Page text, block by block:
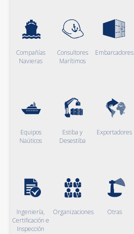
Compañías
Navieras
Consultores
Marítimos
Embarcadores
Equipos
Naúticos
Estiba y
Desestiba
Exportadores
Ingeniería,
Certificación e
Inspección
Organizaciones Otras